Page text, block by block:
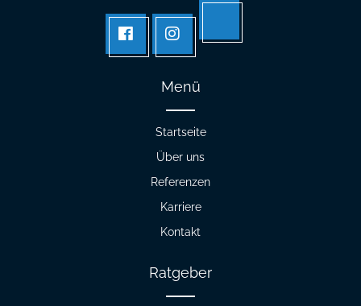
facebookInstagram
Menü
Startseite
Über uns
Referenzen
Karriere
Kontakt
Ratgeber